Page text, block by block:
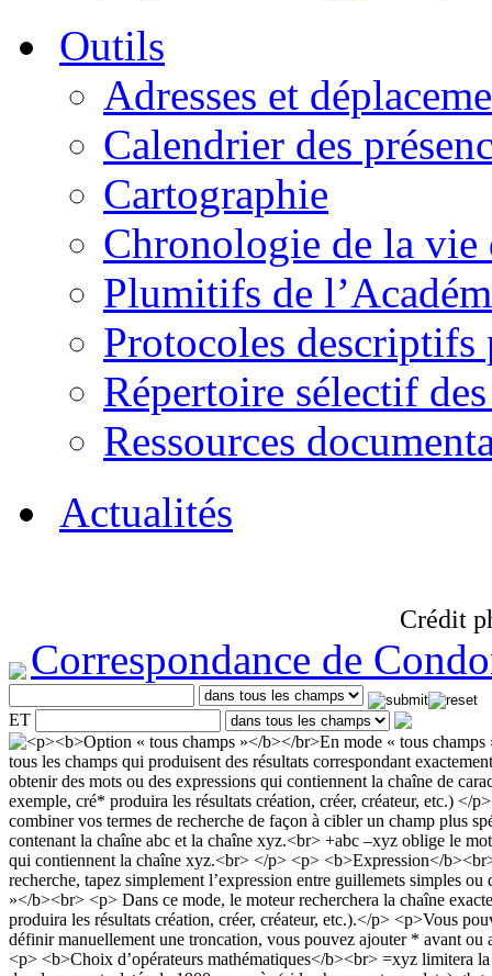
Outils
Adresses et
Calendrier des
Cartographie
Chronologie de la vie
Plumitifs de
Protocoles descriptifs
Répertoire sélectif
Ressources
Actualités
Crédit
Correspondance de
ET